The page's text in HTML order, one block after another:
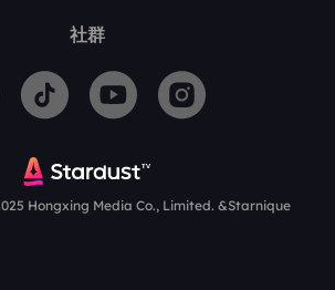
社群
Hongxing Media Co., Limited. &Starnique